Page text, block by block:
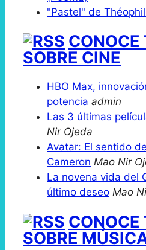
"Pastel" de
CONOCE
SOBRE CINE
HBO Max,
potencia admin
Las 3 últimas
Nir Ojeda
Avatar: El sentido
Cameron Mao Nir
La novena vida del
último deseo Mao
CONOCE
SOBRE